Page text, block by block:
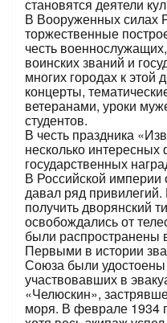
становятся деятели
В Вооруженных силах
торжественные
честь
воинских званий и
многих городах к этой
концерты,
ветеранами, уроки
студентов.
В честь праздника
несколько
государственных
В Российской империи
давал ряд
получить дворянский
освобождались от
были распространены
Первыми в истории
Союза были удостоены
участвовавших в
«Челюскин»,
моря. В феврале 1934